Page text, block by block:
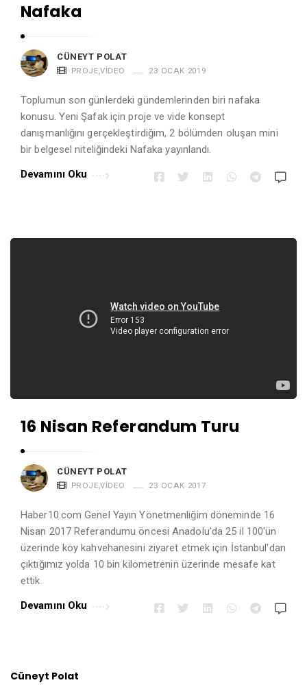
Nafaka
CÜNEYT POLAT
PROJE,VIDEO 23 OCAK 2019
Toplumun son günlerdeki gündemlerinden biri nafaka
konusu. Yeni Şafak için proje ve vide konsept
danışmanlığını gerçekleştirdiğim, 2 bölümden oluşan mini
bir belgesel niteliğindeki Nafaka yayınlandı.
Devamını Oku
16 Nisan Referandum Turu
CÜNEYT POLAT
PROJE,VIDEO 23 OCAK 2017
Haber10.com Genel Yayın Yönetmenliğim döneminde 16
Nisan 2017 Referandumu öncesi Anadolu'da 25 il 100'ün
üzerinde köy kahvehanesini ziyaret etmek için İstanbul'dan
çıktığımız yolda 10 bin kilometrenin üzerinde mesafe kat
ettik.
Devamını Oku
Cüneyt Polat